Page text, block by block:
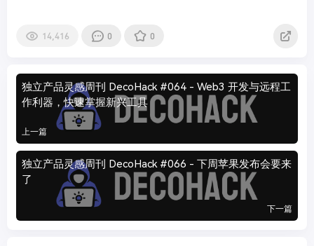
14,416 0 0
独立产品灵感周刊 DecoHack #064 - Web3 开发与远程工
作利器，快速掌握新兴工具
上一篇
独立产品灵感周刊 DecoHack #066 - 下周苹果发布会要来
了
下一篇